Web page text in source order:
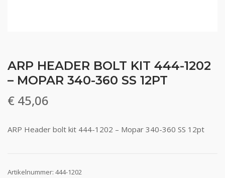
ARP HEADER BOLT KIT 444-1202
– MOPAR 340-360 SS 12PT
€ 45,06
ARP Header bolt kit 444-1202 – Mopar 340-360 SS 12pt
Artikelnummer: 444-1202